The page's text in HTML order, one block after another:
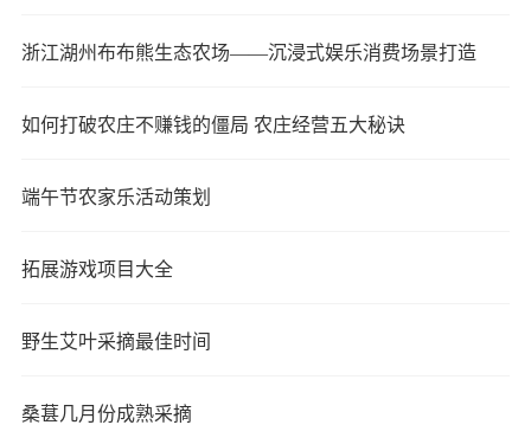
浙江湖州布布熊生态农场——沉浸式娱乐消费场景打造
如何打破农庄不赚钱的僵局 农庄经营五大秘诀
端午节农家乐活动策划
拓展游戏项目大全
野生艾叶采摘最佳时间
桑葚几月份成熟采摘